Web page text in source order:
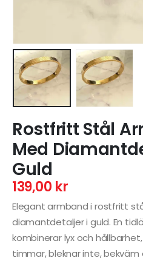
Rostfritt Stål
Med
Guld
139,00 kr
Elegant armband i rostfritt
diamantdetaljer i guld. En
kombinerar lyx och
timmar, bleknar inte,